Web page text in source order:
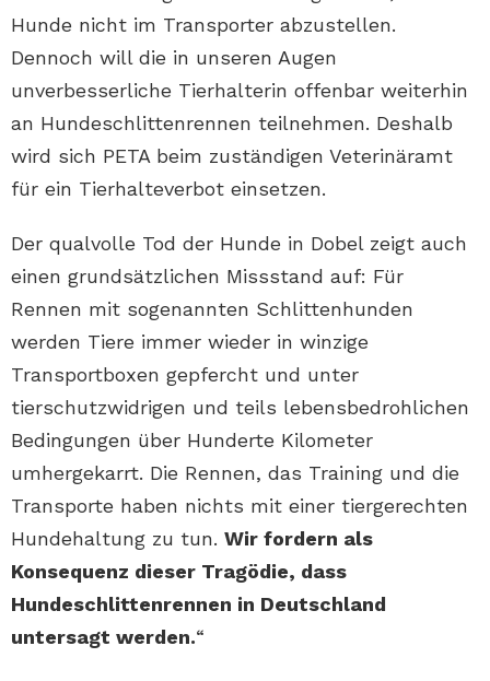
Hunde nicht im Transporter abzustellen.
Dennoch will die in unseren Augen
unverbesserliche Tierhalterin offenbar weiterhin
an Hundeschlittenrennen teilnehmen. Deshalb
wird sich PETA beim zuständigen Veterinäramt
für ein Tierhalteverbot einsetzen.
Der qualvolle Tod der Hunde in Dobel zeigt auch
einen grundsätzlichen Missstand auf: Für
Rennen mit sogenannten Schlittenhunden
werden Tiere immer wieder in winzige
Transportboxen gepfercht und unter
tierschutzwidrigen und teils lebensbedrohlichen
Bedingungen über Hunderte Kilometer
umhergekarrt. Die Rennen, das Training und die
Transporte haben nichts mit einer tiergerechten
Hundehaltung zu tun. Wir fordern als
Konsequenz dieser Tragödie, dass
Hundeschlittenrennen in Deutschland
untersagt werden.“